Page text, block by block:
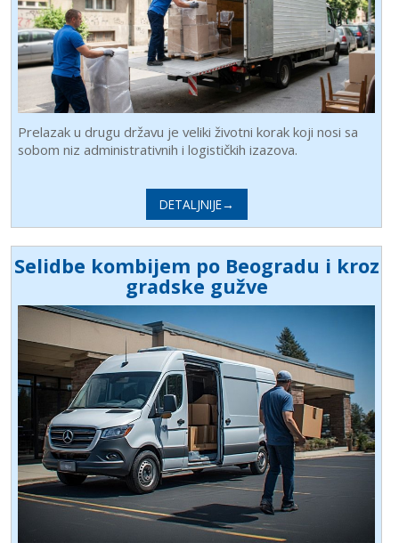
Prelazak u drugu državu je veliki životni korak koji nosi sa
sobom niz administrativnih i logističkih izazova.
DETALJNIJE→
Selidbe kombijem po Beogradu i kroz
gradske gužve